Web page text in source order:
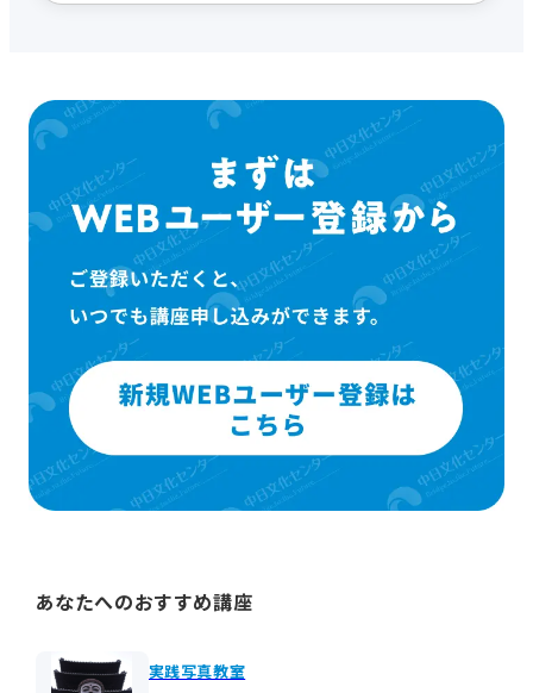
あなたへのおすすめ講座
実践写真教室